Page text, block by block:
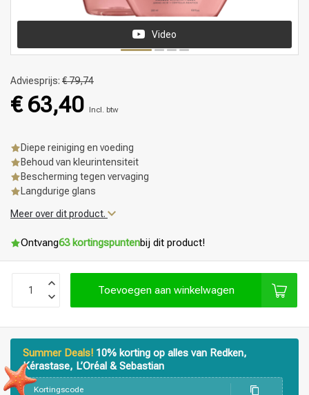
Video
Adviesprijs: € 79,74
€ 63,40 Incl. btw
Diepe reiniging en voeding
Behoud van kleurintensiteit
Bescherming tegen vervaging
Langdurige glans
Meer over dit product.
Ontvang63 kortingspuntenbij dit product!
Toevoegen aan winkelwagen
Summer Deals! 10% korting op alles van Redken,
Kérastase, L’Oréal & Sebastian
Kortingscode